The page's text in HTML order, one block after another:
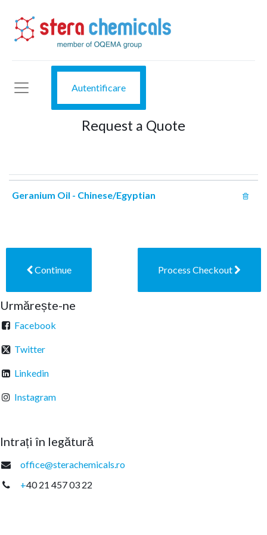
Autentificare
Request a Quote
Geranium Oil - Chinese/Egyptian
Continue Process Checkout
Urmărește-ne
Facebook
Twitter
Linkedin
Instagram
Intrați în legătură
office@sterachemicals.ro
+40 21 457 03 22